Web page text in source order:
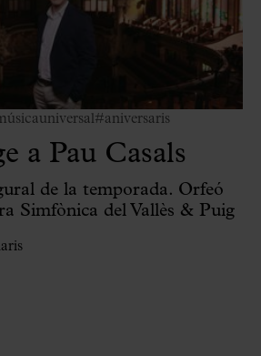
#aniversaris
a Pau Casals
de la temporada. Orfeó
Simfònica del Vallès & Puig